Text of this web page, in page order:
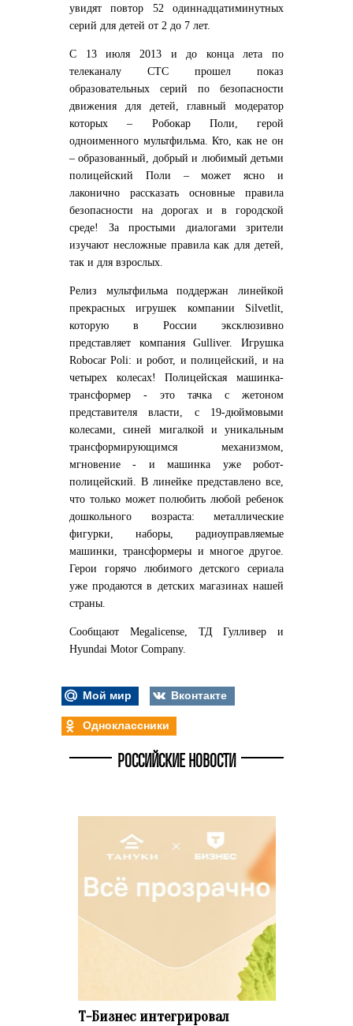
увидят повтор 52 одиннадцатиминутных
серий для детей от 2 до 7 лет.
С 13 июля 2013 и до конца лета по
телеканалу СТС прошел показ
образовательных серий по безопасности
движения для детей, главный модератор
которых – Робокар Поли, герой
одноименного мультфильма. Кто, как не он
– образованный, добрый и любимый детьми
полицейский Поли – может ясно и
лаконично рассказать основные правила
безопасности на дорогах и в городской
среде! За простыми диалогами зрители
изучают несложные правила как для детей,
так и для взрослых.
Релиз мультфильма поддержан линейкой
прекрасных игрушек компании Silvetlit,
которую в России эксклюзивно
представляет компания Gulliver. Игрушка
Robocar Poli: и робот, и полицейский, и на
четырех колесах! Полицейская машинка-
трансформер - это тачка с жетоном
представителя власти, с 19-дюймовыми
колесами, синей мигалкой и уникальным
трансформирующимся механизмом,
мгновение - и машинка уже робот-
полицейский. В линейке представлено все,
что только может полюбить любой ребенок
дошкольного возраста: металлические
фигурки, наборы, радиоуправляемые
машинки, трансформеры и многое другое.
Герои горячо любимого детского сериала
уже продаются в детских магазинах нашей
страны.
Сообщают Megalicense, ТД Гулливер и
Hyundai Motor Company.
Мой мир
Вконтакте
Одноклассники
РОССИЙСКИЕ НОВОСТИ
Т-Бизнес интегрировал